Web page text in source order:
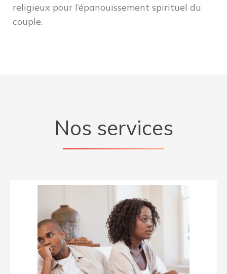
religieux pour l’épanouissement spirituel du
couple.
Nos services